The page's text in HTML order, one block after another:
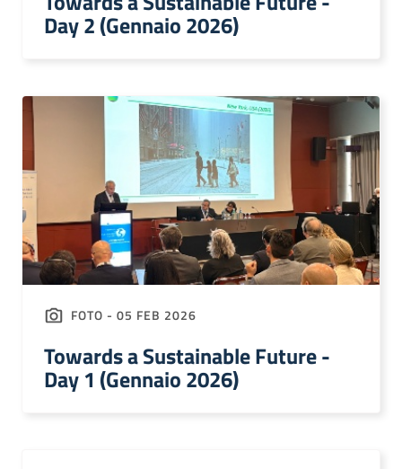
Day 2 (Gennaio 2026)
FOTO - 05 FEB 2026
Towards a Sustainable Future -
Day 1 (Gennaio 2026)